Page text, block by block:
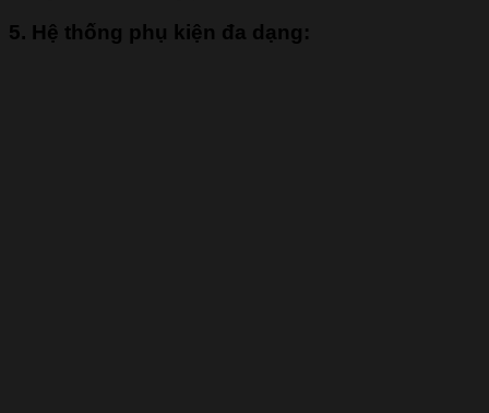
5. Hệ thống phụ kiện đa dạng: